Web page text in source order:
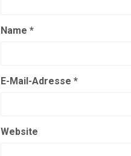
Name *
E-Mail-Adresse *
Website